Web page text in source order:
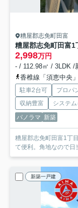
糟屋郡志免町田富
糟屋郡志免町田富1
2,998万円
- / 112.98㎡ / 3LDK /
香椎線「須恵中央
駐車2台可 プロパ
収納豊富
システ
パノラマ 新築
糟屋郡志免町田富1丁
て便利。角地なので日
新築一戸建